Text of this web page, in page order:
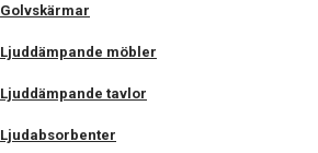
Golvskärmar
Ljuddämpande möbler
Ljuddämpande tavlor
Ljudabsorbenter